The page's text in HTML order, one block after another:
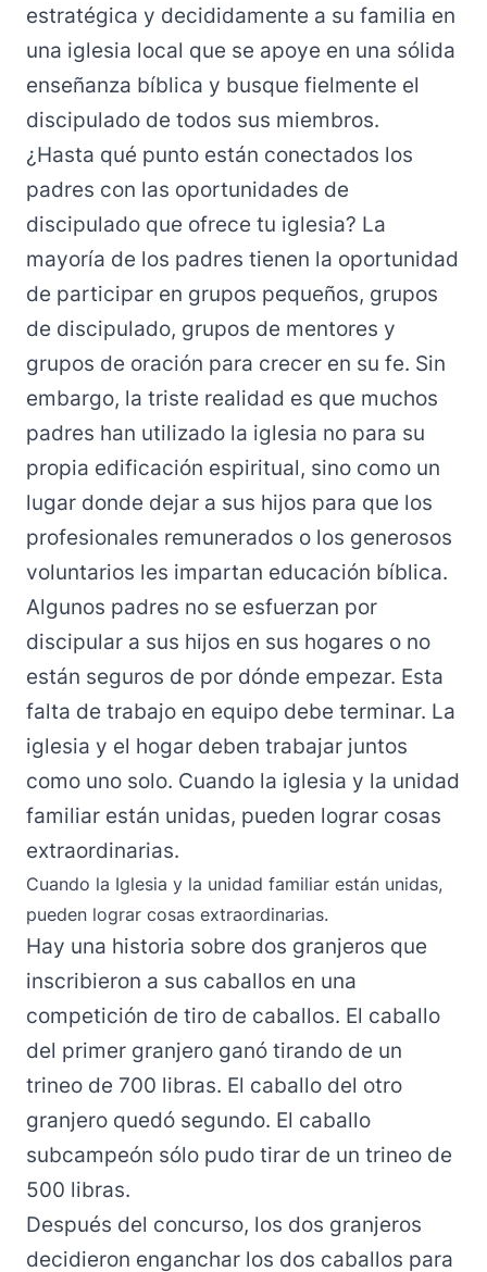
estratégica y decididamente a su familia en
una iglesia local que se apoye en una sólida
enseñanza bíblica y busque fielmente el
discipulado de todos sus miembros.
¿Hasta qué punto están conectados los
padres con las oportunidades de
discipulado que ofrece tu iglesia? La
mayoría de los padres tienen la oportunidad
de participar en grupos pequeños, grupos
de discipulado, grupos de mentores y
grupos de oración para crecer en su fe. Sin
embargo, la triste realidad es que muchos
padres han utilizado la iglesia no para su
propia edificación espiritual, sino como un
lugar donde dejar a sus hijos para que los
profesionales remunerados o los generosos
voluntarios les impartan educación bíblica.
Algunos padres no se esfuerzan por
discipular a sus hijos en sus hogares o no
están seguros de por dónde empezar. Esta
falta de trabajo en equipo debe terminar. La
iglesia y el hogar deben trabajar juntos
como uno solo. Cuando la iglesia y la unidad
familiar están unidas, pueden lograr cosas
extraordinarias.
Cuando la Iglesia y la unidad familiar están unidas,
pueden lograr cosas extraordinarias.
Hay una historia sobre dos granjeros que
inscribieron a sus caballos en una
competición de tiro de caballos. El caballo
del primer granjero ganó tirando de un
trineo de 700 libras. El caballo del otro
granjero quedó segundo. El caballo
subcampeón sólo pudo tirar de un trineo de
500 libras.
Después del concurso, los dos granjeros
decidieron enganchar los dos caballos para